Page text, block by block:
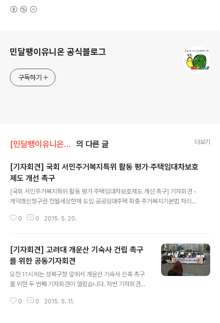
민달팽이유니온 공식블로그
구독하기
[민달팽이유니온]/* 보도자료, 기자회견, 논평 의 다른 글 더보기
[기자회견] 국회 서민주거복지특위 활동 평가‧주택임대차보호
제도 개선 촉구
[국회 서민주거복지특위 활동 평가‧주택임대차보호제도 개선 촉구] 기자회견 -
계약갱신청구권‧전월세상한제 도입‧공공임대주택 확충‧주거복지기본법 처리해
복지특별특위(이하 "특위") 활동 평가 및 주택임대차보호제도 개선을 촉구하는
여 특위활동 감시 및 세입자와 청년의 주거문제 해결을 위한 의견을 개신해 왔
습니다. 이날 기자회견은 민달팽이 유니온 임경지 위원장의 사회로 진행되었습
니다. 기자회견 참가자들은 그간 특위활동에서 서민주거복지를 위한 임대차제
도 개선및 전월세대책이 논의되지 못한 것..
0 0 2015. 5. 20.
[기자회견] 고려대 개운산 기숙사 건립 촉구
를 위한 공동기자회견
오전 11시에는 성북구청 앞에서 개운산 기숙사 신축 촉구
를 위한 두 번째 기자회견이 열렸습니다. 저번 기자회견에
개 총학생회와 함께 하였는데요. 지난해 11월 성북구의회
0 0 2015. 5. 11.